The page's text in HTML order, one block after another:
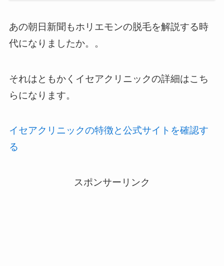
あの朝日新聞もホリエモンの脱毛を解説する時
代になりましたか。。
それはともかくイセアクリニックの詳細はこち
らになります。
イセアクリニックの特徴と公式サイトを確認す
る
スポンサーリンク